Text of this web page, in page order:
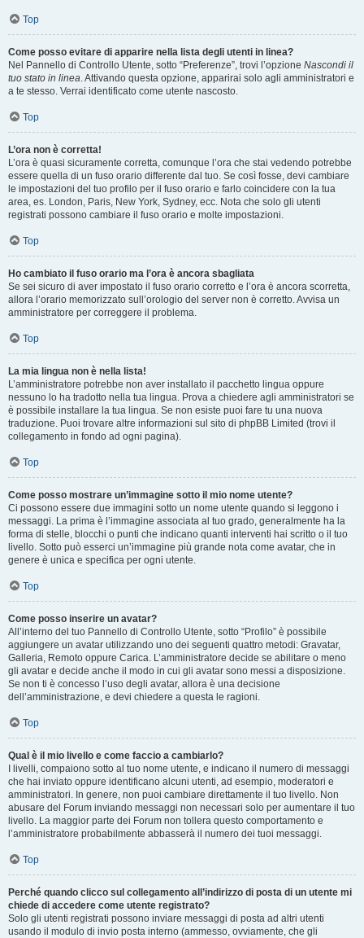
Top
Come posso evitare di apparire nella lista degli utenti in linea?
Nel Pannello di Controllo Utente, sotto “Preferenze”, trovi l’opzione Nascondi il
tuo stato in linea. Attivando questa opzione, apparirai solo agli amministratori e
a te stesso. Verrai identificato come utente nascosto.
Top
L’ora non è corretta!
L’ora è quasi sicuramente corretta, comunque l’ora che stai vedendo potrebbe
essere quella di un fuso orario differente dal tuo. Se così fosse, devi cambiare
le impostazioni del tuo profilo per il fuso orario e farlo coincidere con la tua
area, es. London, Paris, New York, Sydney, ecc. Nota che solo gli utenti
registrati possono cambiare il fuso orario e molte impostazioni.
Top
Ho cambiato il fuso orario ma l’ora è ancora sbagliata
Se sei sicuro di aver impostato il fuso orario corretto e l’ora è ancora scorretta,
allora l’orario memorizzato sull’orologio del server non è corretto. Avvisa un
amministratore per correggere il problema.
Top
La mia lingua non è nella lista!
L’amministratore potrebbe non aver installato il pacchetto lingua oppure
nessuno lo ha tradotto nella tua lingua. Prova a chiedere agli amministratori se
è possibile installare la tua lingua. Se non esiste puoi fare tu una nuova
traduzione. Puoi trovare altre informazioni sul sito di phpBB Limited (trovi il
collegamento in fondo ad ogni pagina).
Top
Come posso mostrare un’immagine sotto il mio nome utente?
Ci possono essere due immagini sotto un nome utente quando si leggono i
messaggi. La prima è l’immagine associata al tuo grado, generalmente ha la
forma di stelle, blocchi o punti che indicano quanti interventi hai scritto o il tuo
livello. Sotto può esserci un’immagine più grande nota come avatar, che in
genere è unica e specifica per ogni utente.
Top
Come posso inserire un avatar?
All’interno del tuo Pannello di Controllo Utente, sotto “Profilo” è possibile
aggiungere un avatar utilizzando uno dei seguenti quattro metodi: Gravatar,
Galleria, Remoto oppure Carica. L’amministratore decide se abilitare o meno
gli avatar e decide anche il modo in cui gli avatar sono messi a disposizione.
Se non ti è concesso l’uso degli avatar, allora è una decisione
dell’amministrazione, e devi chiedere a questa le ragioni.
Top
Qual è il mio livello e come faccio a cambiarlo?
I livelli, compaiono sotto al tuo nome utente, e indicano il numero di messaggi
che hai inviato oppure identificano alcuni utenti, ad esempio, moderatori e
amministratori. In genere, non puoi cambiare direttamente il tuo livello. Non
abusare del Forum inviando messaggi non necessari solo per aumentare il tuo
livello. La maggior parte dei Forum non tollera questo comportamento e
l’amministratore probabilmente abbasserà il numero dei tuoi messaggi.
Top
Perché quando clicco sul collegamento all’indirizzo di posta di un utente mi
chiede di accedere come utente registrato?
Solo gli utenti registrati possono inviare messaggi di posta ad altri utenti
usando il modulo di invio posta interno (ammesso, ovviamente, che gli